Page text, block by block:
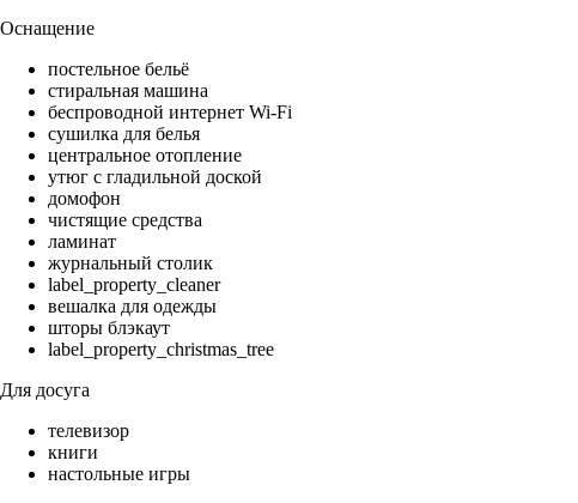
Оснащение
постельное бельё
стиральная машина
беспроводной интернет Wi-Fi
сушилка для белья
центральное отопление
утюг с гладильной доской
домофон
чистящие средства
ламинат
журнальный столик
label_property_cleaner
вешалка для одежды
шторы блэкаут
label_property_christmas_tree
Для досуга
телевизор
книги
настольные игры